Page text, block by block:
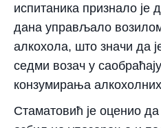
испитаника признало је
дана управљало
алкохола, што значи да
седми возач у
конзумирања
Стаматовић је оценио